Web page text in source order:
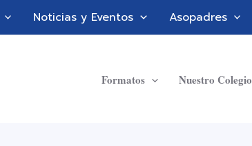
Noticias y Eventos Asopadres
Formatos Nuestro Colegio